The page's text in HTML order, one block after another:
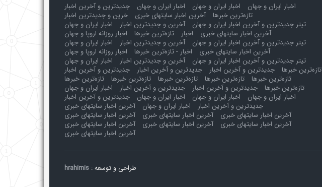
اخبار ایران و جهان اخبار ایران و جهان اخبار ایران و جهان
جدیدترین و آخرین اخبار
تازه‌ترین خبرها
آخرین اخبار سایتهای خبری
خرین و جدیدترین اخبار
تیتر جدیدترین و آخرین اخبار ایران و جهان
آخرین و جدیدترین اخبار
اخبار ایران و جهان
آخرین اخبار سایتهای خبری
اخبار تازه‌ترین خبرها
اخبار روزانه اروپا و جهان
تیتر جدیدترین و آخرین اخبار ایران و جهان
آخرین و جدیدترین اخبار
اخبار ایران و جهان
آخرین اخبار سایتهای خبری
اخبار - تازه‌ترین خبرها
اخبار روزانه اروپا و جهان
تیتر جدیدترین و آخرین اخبار ایران و جهان
آخرین و جدیدترین اخبار
اخبار ایران و جهان
تازه‌ترین خبرها
جدیدترین و آخرین اخبار جدیدترین و آخرین اخبار
جدیدترین و آخرین اخبار
تازه‌ترین خبرها
تازه‌ترین خبرها تازه‌ترین خبرها تازه‌ترین خبرها
تازه‌ترین خبرها
تازه‌ترین خبرها
جدیدترین و آخرین اخبار جدیدترین و آخرین اخبار
اخبار ایران و جهان
اخبار ایران و جهان
اخبار ایران و جهان اخبار ایران و جهان
جدیدترین و آخرین اخبار
جدیدترین و آخرین اخبار
اخبار ایران و جهان
آخرین اخبار سایتهای خبری
آخرین اخبار سایتهای خبری
آخرین اخبار سایتهای خبری
آخرین اخبار سایتهای خبری
آخرین اخبار سایتهای خبری
آخرین اخبار سایتهای خبری
آخرین اخبار سایتهای خبری
آخرین اخبار سایتهای خبری
طراحی و توسعه : hrahimis